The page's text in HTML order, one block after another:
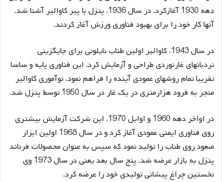
دهه 1930 آغازکرد. در سال 1936، پتزل با پیر کاوالیر آشنا شد.
آنها کار خود را برای بهبود فناوری ورزش آغاز کردند.
در سال 1943، کاوالیر اولین طناب نایلونی برای جایگزینی
نردبانهای غارنوردی طراحی و آزمایش کرد. این فناوری پایه و ساسا
تقریبا تمام روشهای عمودی آینده را فراهم نمود. نوآموری کاوالیر
منجر به فرود هزارمتری در یک غار در سال 1950 توسط پتزل شد.
در اواخر دهه 1960 و اوایل 1970، این شرکت آزمایش بیشتری
روی فناوری ایمنی عمودی آغاز کرد و در سال 1968 اولین ابزار
صعود روی طناب را تولید نمود که سپس به عنوان محصولات فرناند
پتزل به بازار عرضه شد. پنج سال بعد یعنی در سال 1973 وی
نخستین چراغ پیشانی تولیدی خود را عرضه کرد.